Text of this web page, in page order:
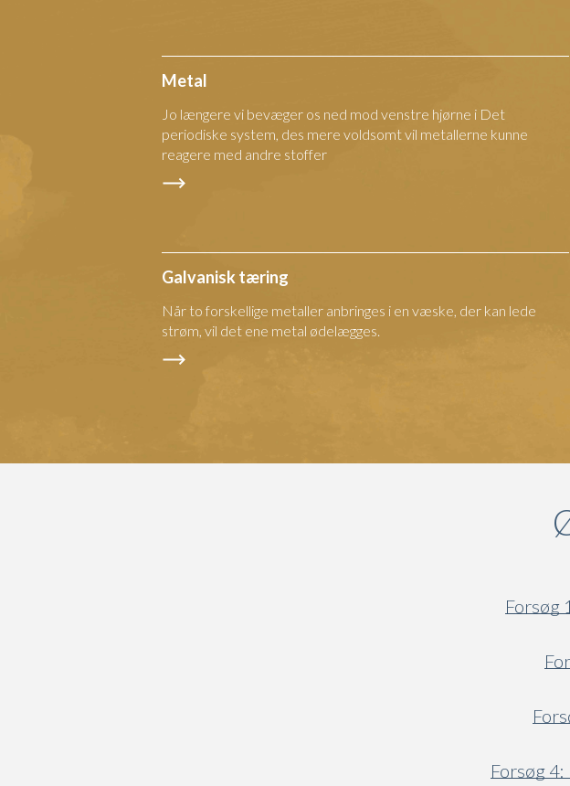
Metal
Jo længere vi bevæger os ned mod venstre hjørne i Det
periodiske system, des mere voldsomt vil metallerne kunne
reagere med andre stoffer
Galvanisk tæring
Når to forskellige metaller anbringes i en væske, der kan lede
strøm, vil det ene metal ødelægges.
Forsøg
Forsøg